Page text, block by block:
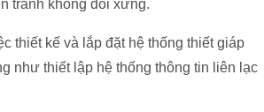
tranh không đối xứng.
thiết kế và lắp đặt hệ thống thiết giáp
như thiết lập hệ thống thông tin liên lạc